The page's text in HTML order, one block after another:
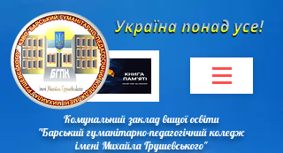
Комунальний заклад вищої освіти
"Барський гуманітарно-педагогічний коледж
імені Михайла Грушевського"